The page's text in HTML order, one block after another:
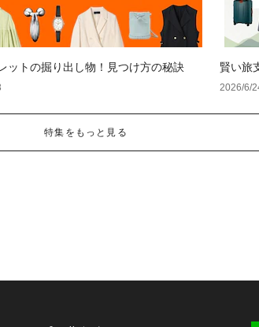
ットの掘り出し物！見つけ方の秘訣
賢い旅
イテム
2026/6/
特集をもっと見る